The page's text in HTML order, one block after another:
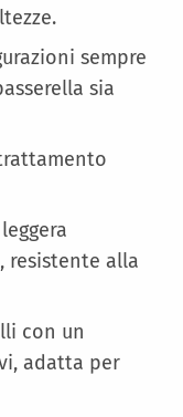
sempre
sia
resistente alla
con un
adatta per